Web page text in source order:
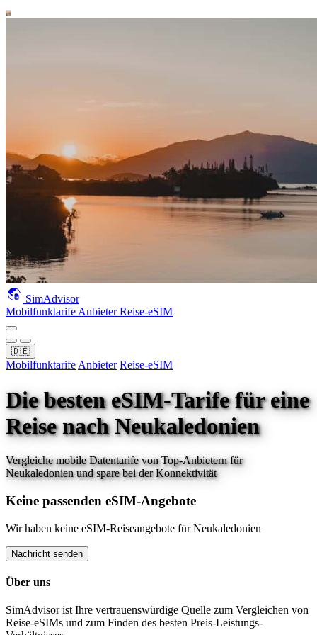
SimAdvisor
Mobilfunktarife AnbieterReise-eSIM
🇩🇪
Mobilfunktarife Anbieter Reise-eSIM
Die besten eSIM-Tarife für eine
Reisenach Neukaledonien
Vergleiche mobile Datentarife von Top-Anbietern für
Neukaledonienund spare bei der Konnektivität
Keine passenden eSIM-Angebote
Wir haben keine eSIM-Reiseangebote fürNeukaledonien
Nachricht senden
Über uns
SimAdvisor ist Ihre vertrauenswürdige Quelle zum Vergleichen von
Reise-eSIMs und zum Finden des besten Preis-Leistungs-